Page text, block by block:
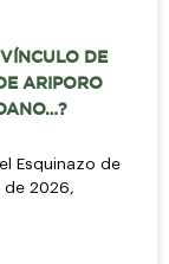
DE
ARIPORO
Esquinazo de
de 2026,